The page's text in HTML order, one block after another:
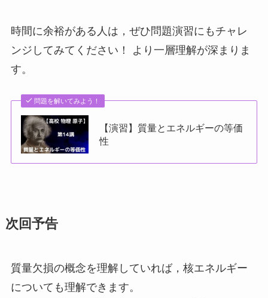
時間に余裕がある人は，ぜひ問題演習にもチャレ
ンジしてみてください！ より一層理解が深まりま
す。
問題を解いてみよう！
【演習】質量とエネルギーの等価
性
次回予告
質量欠損の概念を理解していれば，核エネルギー
についても理解できます。